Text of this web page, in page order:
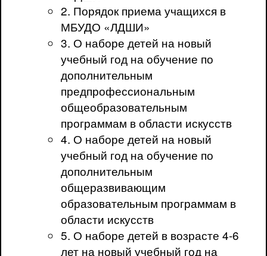
2. Порядок приема учащихся в
МБУДО «ЛДШИ»
3. О наборе детей на новый
учебный год на обучение по
дополнительным
предпрофессиональным
общеобразовательным
программам в области искусств
4. О наборе детей на новый
учебный год на обучение по
дополнительным
общеразвивающим
образовательным программам в
области искусств
5. О наборе детей в возрасте 4-6
лет на новый учебный год на